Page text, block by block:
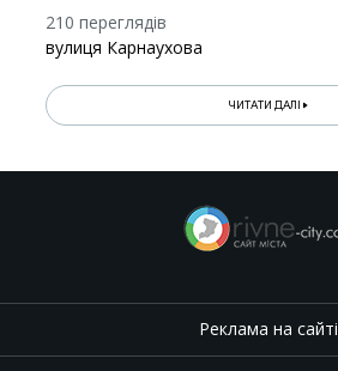
210 переглядів
вулиця Карнаухова
ЧИТАТИ ДАЛІ
Реклама на сайті